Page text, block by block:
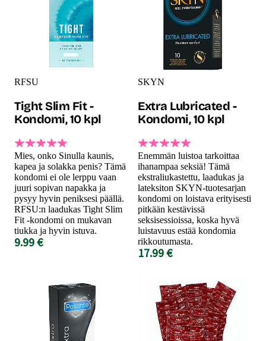
RFSU
Tight Slim Fit -
Kondomi, 10 kpl
Mies, onko Sinulla kaunis,
kapea ja solakka penis? Tämä
kondomi ei ole lerppu vaan
juuri sopivan napakka ja
pysyy hyvin peniksesi päällä.
RFSU:n laadukas Tight Slim
Fit -kondomi on mukavan
tiukka ja hyvin istuva.
9.99 €
SKYN
Extra Lubricated -
Kondomi, 10 kpl
Enemmän luistoa tarkoittaa
ihanampaa seksiä! Tämä
ekstraliukastettu, laadukas ja
lateksiton SKYN-tuotesarjan
kondomi on loistava erityisesti
pitkään kestävissä
seksisessioissa, koska hyvä
luistavuus estää kondomia
rikkoutumasta.
17.99 €